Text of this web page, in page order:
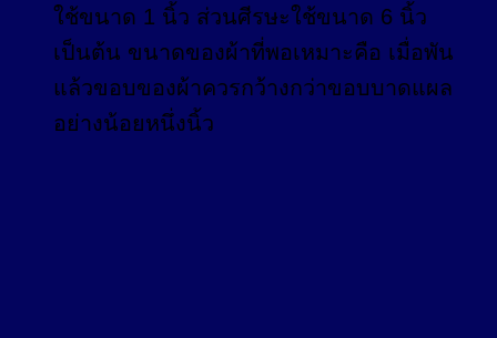
ใช้ขนาด 1 นิ้ว ส่วนศีรษะใช้ขนาด 6 นิ้ว
เป็นต้น ขนาดของผ้าที่พอเหมาะคือ เมื่อพัน
แล้วขอบของผ้าควรกว้างกว่าขอบบาดแผล
อย่างน้อยหนึ่งนิ้ว